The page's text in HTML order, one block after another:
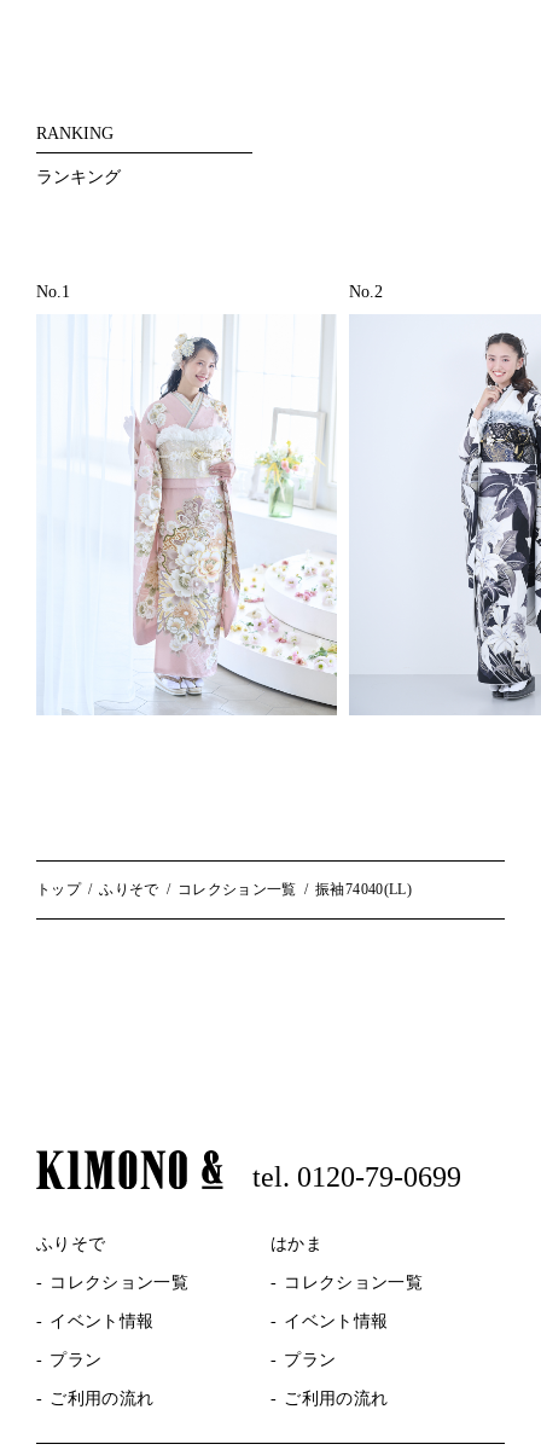
トップ ふりそで コレクション一覧 振袖74040(LL)
RANKING
ランキング
No.1 No.2
tel. 0120-79-0699
ふりそで
コレクション一覧
イベント情報
プラン
ご利用の流れ
はかま
コレクション一覧
イベント情報
プラン
ご利用の流れ